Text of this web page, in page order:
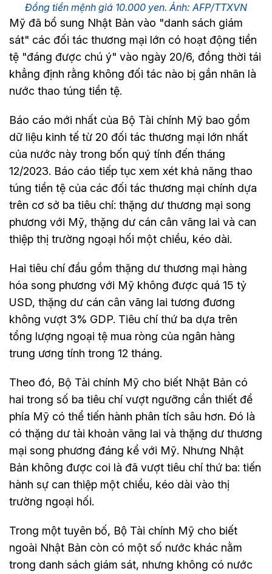
Đồng tiền mệnh giá 10.000 yen. Ảnh: AFP/TTXVN
Mỹ đã bổ sung Nhật Bản vào "danh sách giám
sát" các đối tác thương mại lớn có hoạt động tiền
tệ "đáng được chú ý" vào ngày 20/6, đồng thời tái
khẳng định rằng không đối tác nào bị gắn nhãn là
nước thao túng tiền tệ.
Báo cáo mới nhất của Bộ Tài chính Mỹ bao gồm
dữ liệu kinh tế từ 20 đối tác thương mại lớn nhất
của nước này trong bốn quý tính đến tháng
12/2023. Báo cáo tiếp tục xem xét khả năng thao
túng tiền tệ của các đối tác thương mại chính dựa
trên cơ sở ba tiêu chí: thặng dư thương mại song
phương với Mỹ, thặng dư cán cân vãng lai và can
thiệp thị trường ngoại hối một chiều, kéo dài.
Hai tiêu chí đầu gồm thặng dư thương mại hàng
hóa song phương với Mỹ không được quá 15 tỷ
USD, thặng dư cán cân vãng lai tương đương
không vượt 3% GDP. Tiêu chí thứ ba dựa trên
tổng lượng ngoại tệ mua ròng của ngân hàng
trung ương tính trong 12 tháng.
Theo đó, Bộ Tài chính Mỹ cho biết Nhật Bản có
hai trong số ba tiêu chí vượt ngưỡng cần thiết để
phía Mỹ có thể tiến hành phân tích sâu hơn. Đó là
có thặng dư tài khoản vãng lai và thặng dư thương
mại song phương đáng kể với Mỹ. Nhưng Nhật
Bản không được coi là đã vượt tiêu chí thứ ba: tiến
hành sự can thiệp một chiều, kéo dài vào thị
trường ngoại hối.
Trong một tuyên bố, Bộ Tài chính Mỹ cho biết
ngoài Nhật Bản còn có một số nước khác nằm
trong danh sách giám sát, nhưng không có nước